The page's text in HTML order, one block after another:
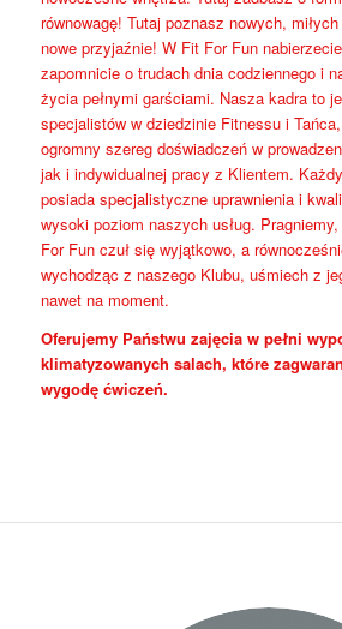
równowagę! Tutaj poznasz nowych,
nowe przyjaźnie! W Fit For Fun
zapomnicie o trudach dnia codziennego i
życia pełnymi garściami. Nasza kadra to
specjalistów w dziedzinie Fitnessu i
ogromny szereg doświadczeń w
jak i indywidualnej pracy z Klientem.
posiada specjalistyczne uprawnienia i
wysoki poziom naszych usług.
For Fun czuł się wyjątkowo, a
wychodząc z naszego Klubu, uśmiech z
nawet na moment.
Oferujemy Państwu zajęcia w pełni
klimatyzowanych salach, które
wygodę ćwiczeń.